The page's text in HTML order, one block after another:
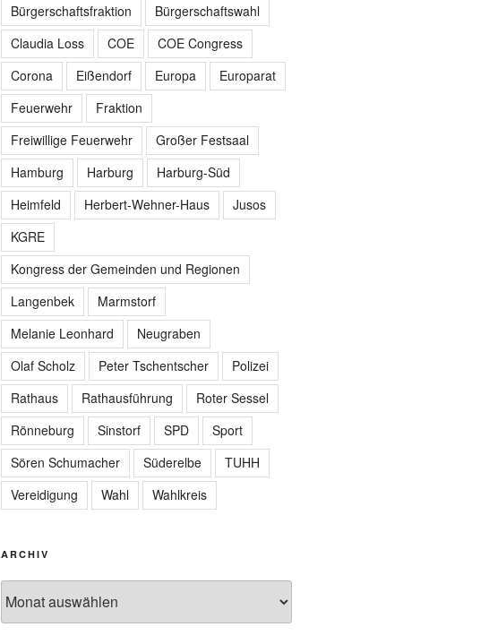
Bürgerschaftsfraktion
Bürgerschaftswahl
Claudia Loss
COE
COE Congress
Corona
Eißendorf Europa
Europarat
Feuerwehr
Fraktion
Freiwillige Feuerwehr
Großer Festsaal
Hamburg
Harburg
Harburg-Süd
Heimfeld
Herbert-Wehner-Haus
Jusos
KGRE
Kongress der Gemeinden und Regionen
Langenbek
Marmstorf
Melanie Leonhard
Neugraben
Olaf Scholz
Peter Tschentscher
Polizei
Rathaus
Rathausführung
Roter Sessel
Rönneburg
Sinstorf SPD
Sport
Sören Schumacher
Süderelbe
TUHH
Vereidigung
Wahl Wahlkreis
ARCHIV